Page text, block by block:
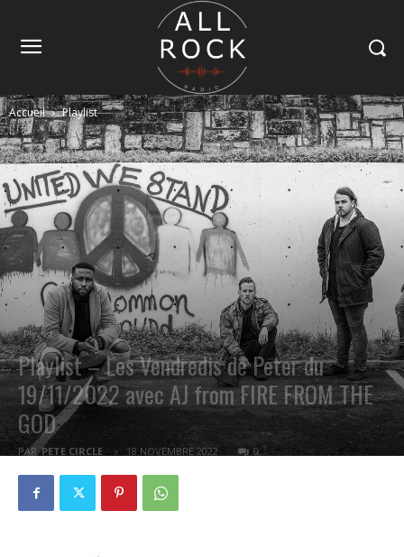
Accueil Playlist
Playlist
Playlist – Les Vendredis de Peter du
19/11/2022 avec AJ from FIRE FROM THE
GOD
PAR PETE CIRCLE 18 NOVEMBRE 2022 0